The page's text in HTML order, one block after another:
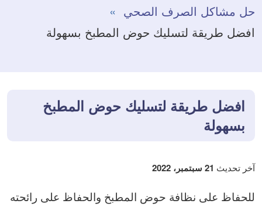
حل مشاكل الصرف الصحي
افضل طريقة لتسليك حوض المطبخ بسهولة
افضل طريقة لتسليك حوض المطبخ
بسهولة
آخر تحديث 21 سبتمبر، 2022
للحفاظ على نظافة حوض المطبخ والحفاظ على رائحته